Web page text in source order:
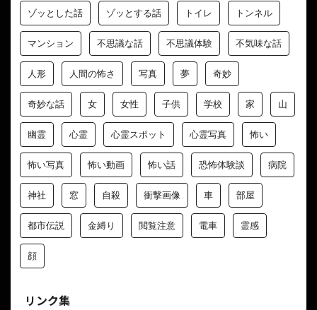
ゾッとした話 ゾッとする話 トイレ トンネル
マンション 不思議な話 不思議体験 不気味な話
人形 人間の怖さ 写真 夢 奇妙
奇妙な話 女 女性 子供 学校 家 山
幽霊 心霊 心霊スポット 心霊写真 怖い
怖い写真 怖い動画 怖い話 恐怖体験談 病院
神社 窓 自殺 衝撃画像 車 部屋
都市伝説 金縛り 閲覧注意 電車 霊感
顔
リンク集